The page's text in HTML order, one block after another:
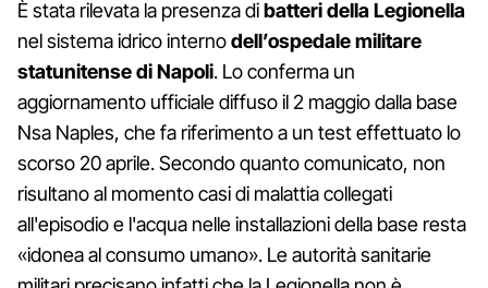
È stata rilevata la presenza dibatteri della Legionella
nel sistema idrico internodell’ospedale militare
statunitense di Napoli. Lo conferma un
aggiornamento ufficiale diffuso il 2 maggio dalla base
Nsa Naples, che fa riferimento a un test effettuato lo
scorso 20 aprile. Secondo quanto comunicato, non
risultano al momento casi di malattia collegati
all'episodio e l'acqua nelle installazioni della base resta
«idonea al consumo umano». Le autorità sanitarie